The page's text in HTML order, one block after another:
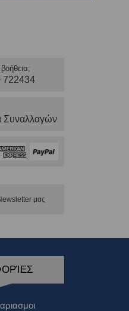
722434
Συναλλαγών
μας